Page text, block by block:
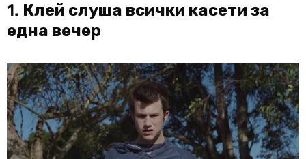
1. Клей слуша всички касети за
една вечер